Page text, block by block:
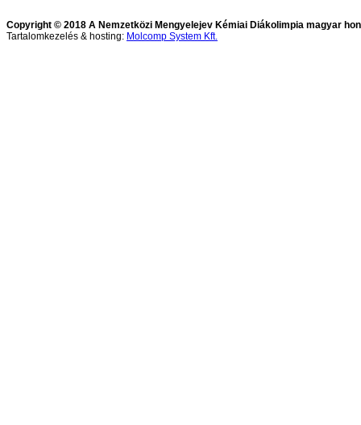
Copyright © 2018 A Nemzetközi Mengyelejev Kémiai Diákolimpia magyar
Tartalomkezelés & hosting: Molcomp System Kft.